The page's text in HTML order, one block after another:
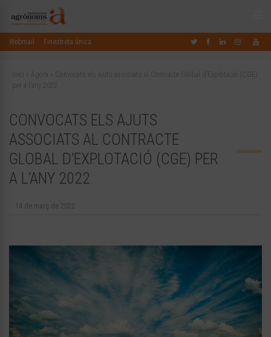
Webmail Finestreta única
Inici Àgora
Convocats els ajuts associats al Contracte Global d’Explotació (CGE)
per a l’any 2022
CONVOCATS ELS AJUTS
ASSOCIATS AL CONTRACTE
GLOBAL D’EXPLOTACIÓ (CGE) PER
A L’ANY 2022
14 de març de 2022